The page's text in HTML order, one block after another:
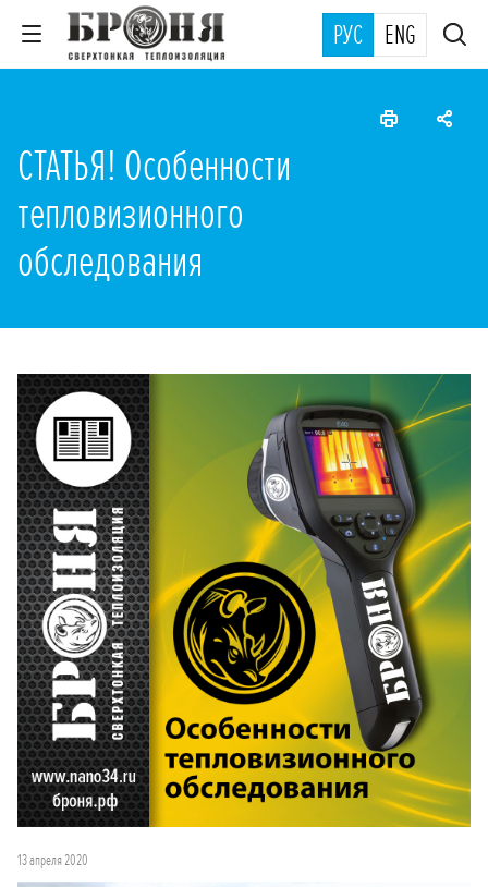
РУС ENG
СТАТЬЯ! Особенности
тепловизионного
обследования
13 апреля 2020